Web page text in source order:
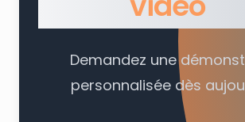
Demandez une
personnalisée dès